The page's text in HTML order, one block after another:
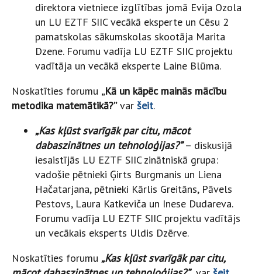
direktora vietniece izglītības jomā Evija Ozola
un LU EZTF SIIC vecākā eksperte un Cēsu 2
pamatskolas sākumskolas skootāja Marita
Dzene. Forumu vadīja LU EZTF SIIC projektu
vadītāja un vecākā eksperte Laine Blūma.
Noskatīties forumu „Kā un kāpēc mainās mācību
metodika matemātikā?”var šeit.
„Kas kļūst svarīgāk par citu, mācot
dabaszinātnes un tehnoloģijas?”– diskusijā
iesaistījās LU EZTF SIIC zinātniskā grupa:
vadošie pētnieki Ģirts Burgmanis un Liena
Hačatarjana, pētnieki Kārlis Greitāns, Pāvels
Pestovs, Laura Katkeviča un Inese Dudareva.
Forumu vadīja LU EZTF SIIC projektu vadītājs
un vecākais eksperts Uldis Dzērve.
Noskatīties forumu „Kas kļūst svarīgāk par citu,